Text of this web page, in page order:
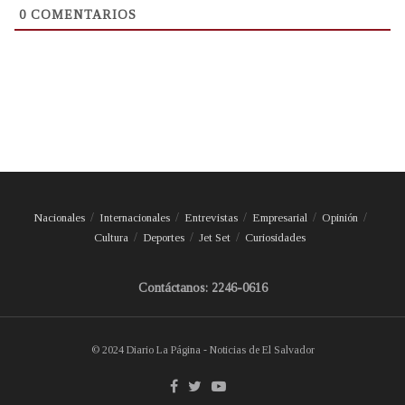
0 COMENTARIOS
Nacionales Internacionales Entrevistas Empresarial
Opinión
Cultura
Deportes Jet Set Curiosidades
Contáctanos: 2246-0616
© 2024 Diario La Página - Noticias de El Salvador